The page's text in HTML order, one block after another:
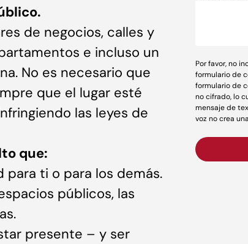
de negocios, calles y
e incluso un
No es necesario que
que el lugar esté
las leyes de
que:
para ti o para los demás.
públicos, las
presente – y ser
Por favor, no
formulario de
formulario de
no cifrado, lo
mensaje de
voz no crea